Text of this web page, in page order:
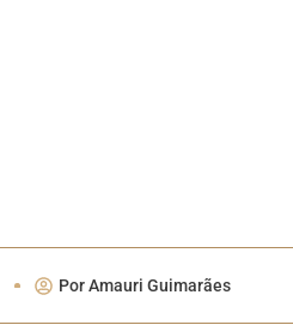
PorAmauri Guimarães